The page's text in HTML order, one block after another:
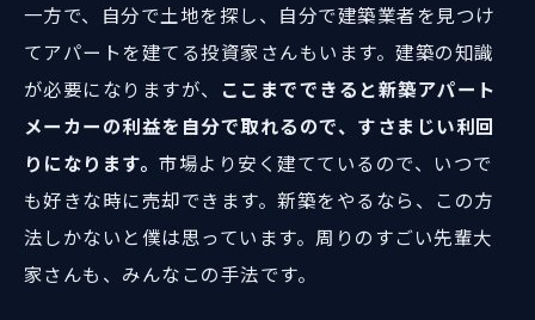
一方で、自分で土地を探し、自分で建築業者を見つけ
てアパートを建てる投資家さんもいます。建築の知識
が必要になりますが、 ここまでできると新築アパート
メーカーの利益を自分で取れるので、すさまじい利回
りになります。市場より安く建てているので、いつで
も好きな時に売却できます。新築をやるなら、この方
法しかないと僕は思っています。周りのすごい先輩大
家さんも、みんなこの手法です。